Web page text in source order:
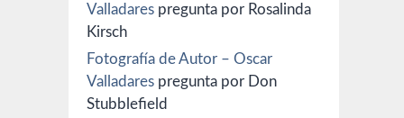
Valladares pregunta por Rosalinda
Kirsch
Fotografía de Autor – Oscar
Valladares pregunta por Don
Stubblefield